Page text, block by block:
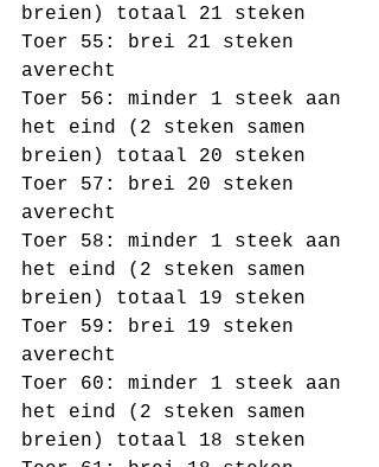
breien) totaal 21 steken
Toer 55: brei 21 steken
averecht
Toer 56: minder 1 steek aan
het eind (2 steken samen
breien) totaal 20 steken
Toer 57: brei 20 steken
averecht
Toer 58: minder 1 steek aan
het eind (2 steken samen
breien) totaal 19 steken
Toer 59: brei 19 steken
averecht
Toer 60: minder 1 steek aan
het eind (2 steken samen
breien) totaal 18 steken